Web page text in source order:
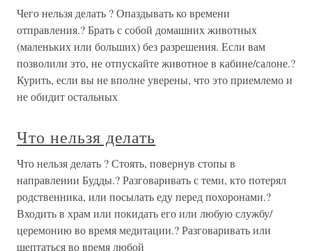
Чего нельзя делать ? Опаздывать ко времени
отправления.? Брать с собой домашних животных
(маленьких или больших) без разрешения. Если вам
позволили это, не отпускайте животное в кабине/салоне.?
Курить, если вы не вполне уверены, что это приемлемо и
не обидит остальных
Что нельзя делать
Что нельзя делать ? Стоять, повернув стопы в
направлении Будды.? Разговаривать с теми, кто потерял
родственника, или посылать еду перед похоронами.?
Входить в храм или покидать его или любую службу/
церемонию во время медитации.? Разговаривать или
шептаться во время любой